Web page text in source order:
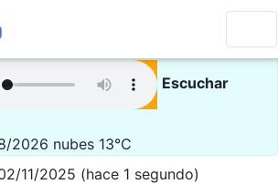
Escuchar
2026 nubes 13°C
11/2025 (hace 1 segundo)